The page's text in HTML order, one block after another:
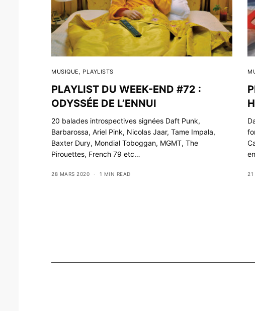
MUSIQUE, PLAYLISTS
PLAYLIST DU WEEK-END #72 :
ODYSSÉE DE L’ENNUI
20 balades introspectives signées Daft Punk,
Barbarossa, Ariel Pink, Nicolas Jaar, Tame Impala,
Baxter Dury, Mondial Toboggan, MGMT, The
Pirouettes, French 79 etc…
28 MARS 2020 1 MIN READ 21